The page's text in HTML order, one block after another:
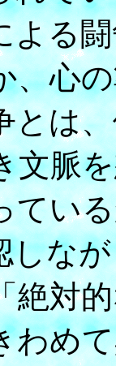
よる
、心
は、
文脈
てい
しな
絶対
わめ